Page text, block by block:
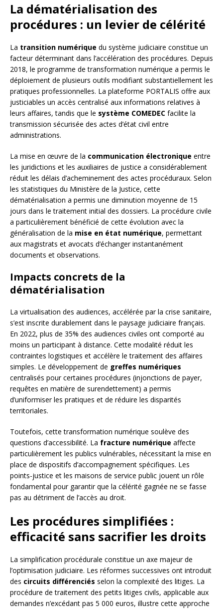
La dématérialisation des
procédures : un levier de célérité
La transition numérique du système judiciaire constitue un
facteur déterminant dans l’accélération des procédures. Depuis
2018, le programme de transformation numérique a permis le
déploiement de plusieurs outils modifiant substantiellement les
pratiques professionnelles. La plateforme PORTALIS offre aux
justiciables un accès centralisé aux informations relatives à
leurs affaires, tandis que le système COMEDEC facilite la
transmission sécurisée des actes d’état civil entre
administrations.
La mise en œuvre de la communication électronique entre
les juridictions et les auxiliaires de justice a considérablement
réduit les délais d’acheminement des actes procéduraux. Selon
les statistiques du Ministère de la Justice, cette
dématérialisation a permis une diminution moyenne de 15
jours dans le traitement initial des dossiers. La procédure civile
a particulièrement bénéficié de cette évolution avec la
généralisation de la mise en état numérique, permettant
aux magistrats et avocats d’échanger instantanément
documents et observations.
Impacts concrets de la
dématérialisation
La virtualisation des audiences, accélérée par la crise sanitaire,
s’est inscrite durablement dans le paysage judiciaire français.
En 2022, plus de 35% des audiences civiles ont comporté au
moins un participant à distance. Cette modalité réduit les
contraintes logistiques et accélère le traitement des affaires
simples. Le développement de greffes numériques
centralisés pour certaines procédures (injonctions de payer,
requêtes en matière de surendettement) a permis
d’uniformiser les pratiques et de réduire les disparités
territoriales.
Toutefois, cette transformation numérique soulève des
questions d’accessibilité. La fracture numérique affecte
particulièrement les publics vulnérables, nécessitant la mise en
place de dispositifs d’accompagnement spécifiques. Les
points-justice et les maisons de service public jouent un rôle
fondamental pour garantir que la célérité gagnée ne se fasse
pas au détriment de l’accès au droit.
Les procédures simplifiées :
efficacité sans sacrifier les droits
La simplification procédurale constitue un axe majeur de
l’optimisation judiciaire. Les réformes successives ont introduit
des circuits différenciés selon la complexité des litiges. La
procédure de traitement des petits litiges civils, applicable aux
demandes n’excédant pas 5 000 euros, illustre cette approche